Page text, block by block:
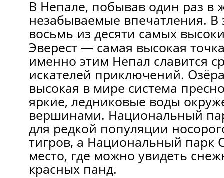
В Непале, побывав один раз в
незабываемые впечатления. В
восьмь из десяти самых
Эверест — самая высокая
именно этим Непал славится
искателей приключений.
высокая в мире система
яркие, ледниковые воды
вершинами. Национальный
для редкой популяции
тигров, а Национальный парк
место, где можно увидеть
красных панд.